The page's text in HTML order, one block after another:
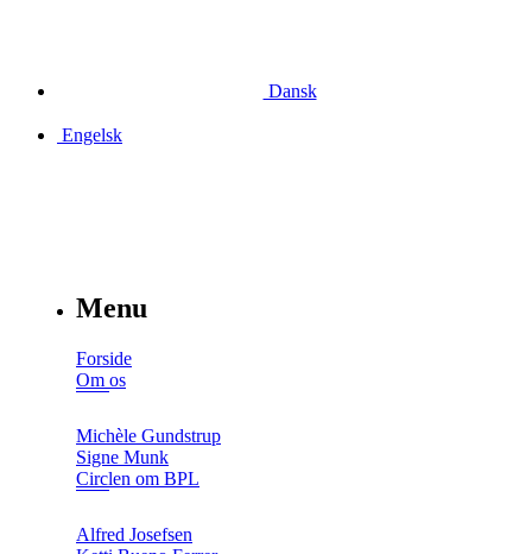
Dansk
Engelsk
Menu
Forside
Om os
Michèle Gundstrup
Signe Munk
Circlen om BPL
Alfred Josefsen